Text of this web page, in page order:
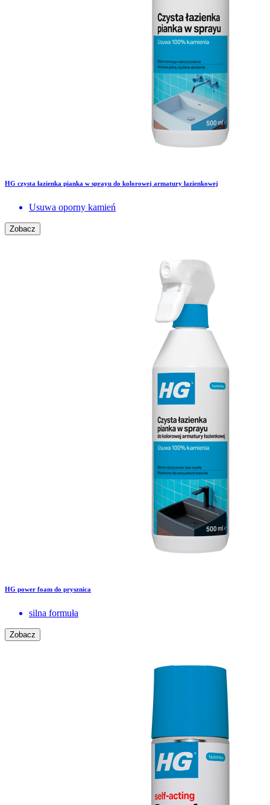
HG czysta łazienka pianka w sprayu do kolorowej armatury łazienkowej
Usuwa oporny kamień
Zobacz
HG power foam do prysznica
silna formuła
Zobacz